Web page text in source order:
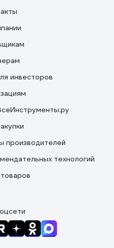
инвесторов
производителей
технологий